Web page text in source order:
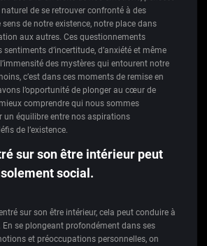
de se retrouver confronté à des
de notre existence, notre place dans
aux autres. Ces questionnements
sentiments d’incertitude, d’anxiété et même
des mystères qui entourent notre
c’est dans ces moments de remise en
l’opportunité de plonger au cœur de
comprendre qui nous sommes
un équilibre entre nos aspirations
de l’existence.
sur son être intérieur peut
social.
sur son être intérieur, cela peut conduire à
se plongeant profondément dans ses
et préoccupations personnelles, on